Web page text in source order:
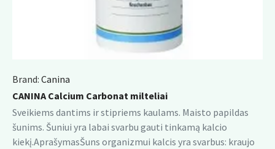
Brand: Canina
CANINA Calcium Carbonat milteliai
Sveikiems dantims ir stipriems kaulams. Maisto papildas
šunims. Šuniui yra labai svarbu gauti tinkamą kalcio
kiekį.AprašymasŠuns organizmui kalcis yra svarbus: kraujo